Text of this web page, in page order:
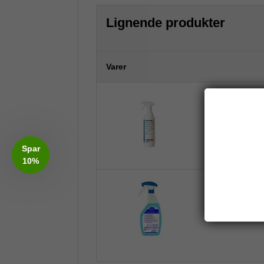
Lignende produkter
Varer
Spar
10%